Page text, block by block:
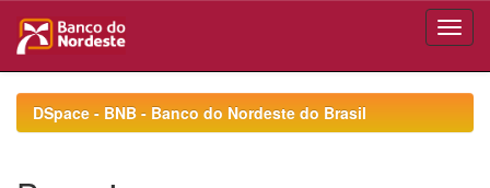
navigationDSpace - BNB - Banco do Nordeste do Brasil